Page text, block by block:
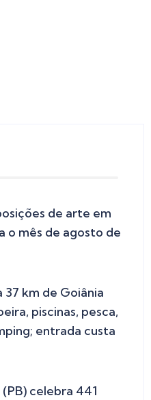
de arte em
o mês de agosto de
37 km de Goiânia
piscinas, pesca,
entrada custa
(PB) celebra 441